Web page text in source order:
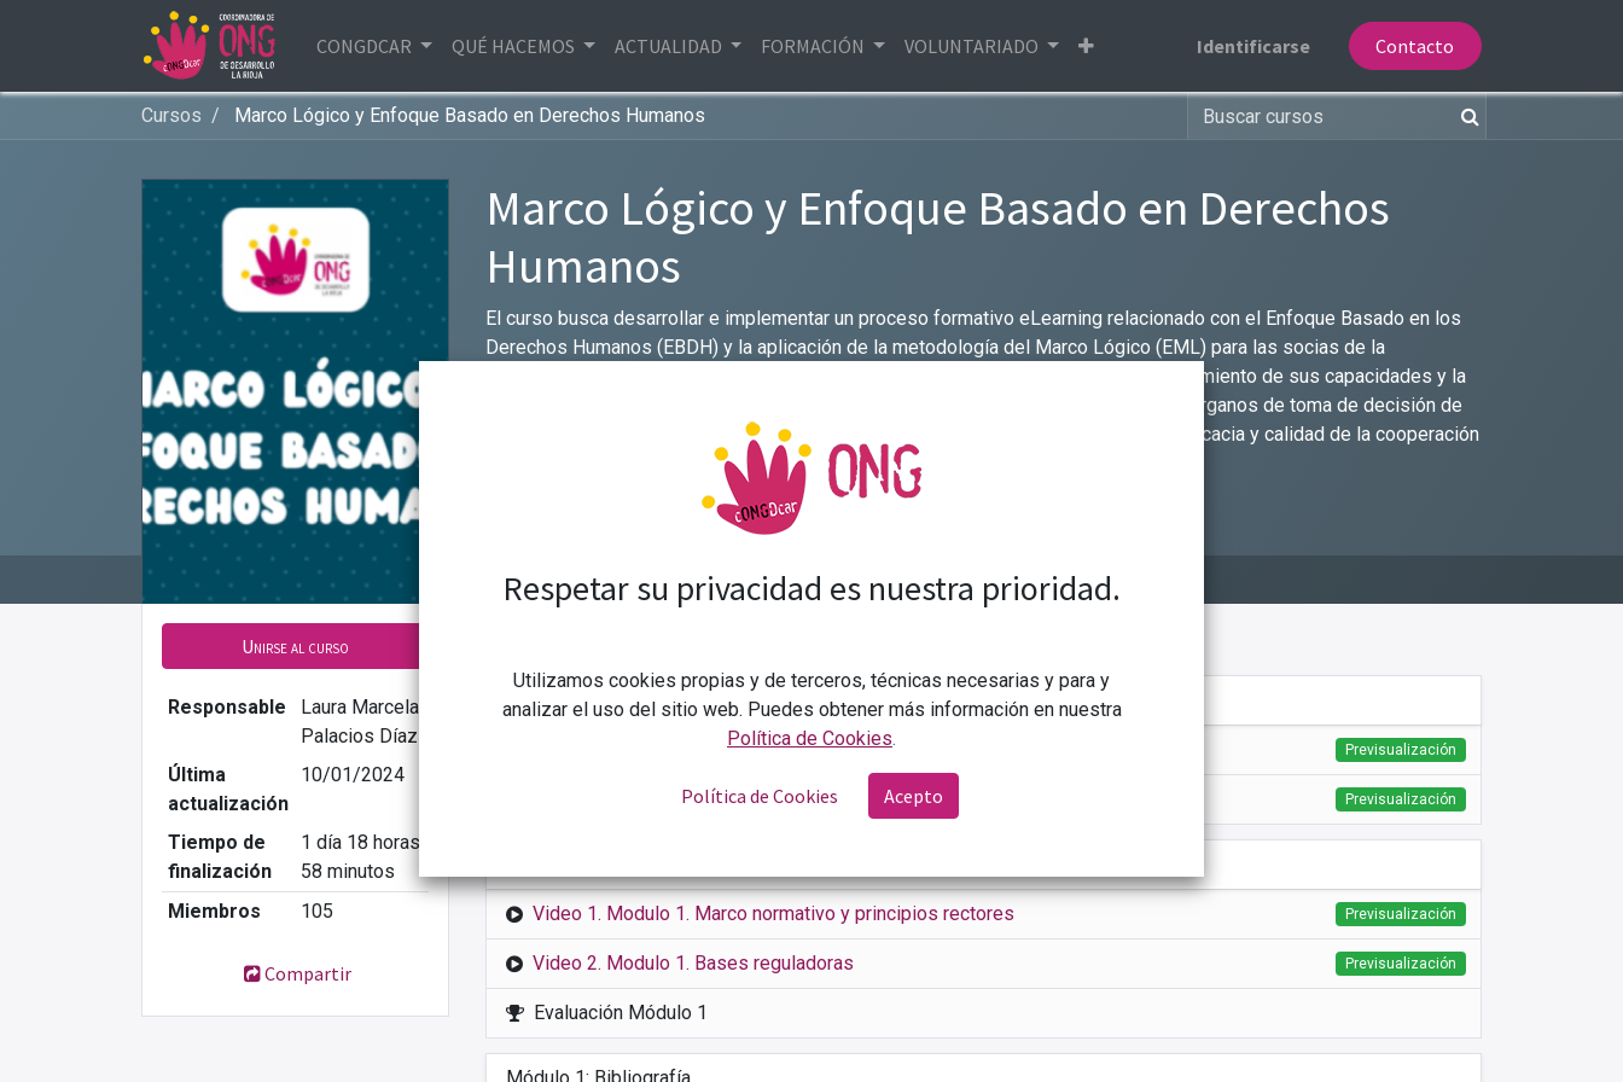
CONGDCAR QUÉ HACEMOS ACTUALIDAD FORMACIÓN VOLUNTARIADO Identificarse Contacto
Cursos Marco Lógico y Enfoque Basado en Derechos Humanos
Marco Lógico y Enfoque Basado en Derechos
Humanos
El curso busca desarrollar e implementar un proceso formativo eLearning relacionado con el Enfoque Basado en los
Derechos Humanos (EBDH) y la aplicación de la metodología del Marco Lógico (EML) para las socias de la
CONGDCAR y/o otras entidades de tercer sector de La Rioja, que permita el fortalecimiento de sus capacidades y la
mejora de competencias profesionales de las personas técnicas y/o miembros de órganos de toma de decisión de
las entidades (Delegados, Juntas Directivas, Patronatos, etc.), que repercuta en la eficacia y calidad de la cooperación
internacional al desarrollo riojana.
Unirse al curso
Responsable
Laura Marcela
Palacios Díaz
Última
actualización
10/01/2024
Tiempo de
finalización
1 día 18 horas
58 minutos
Miembros
105
Compartir
Contenido Reseñas Foro
Introducción al curso
Video 0. Presentación del curso Previsualización
Guía del alumnado Previsualización
Video 1. Modulo 1. Marco normativo y principios rectores Previsualización
Video 2. Modulo 1. Bases reguladoras Previsualización
Evaluación Módulo 1
Respetar su privacidad es nuestra prioridad.
Utilizamos cookies propias y de terceros, técnicas necesarias y para y
analizar el uso del sitio web. Puedes obtener más información en nuestra
Política de Cookies.
Política de Cookies Acepto